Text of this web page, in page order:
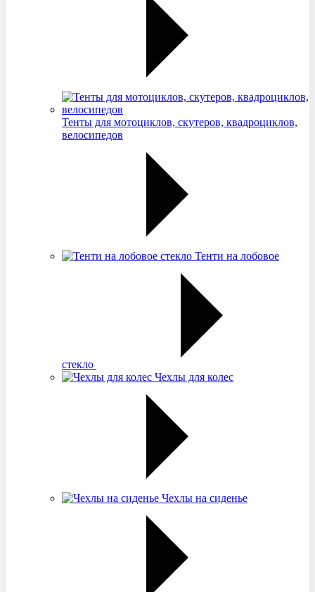
Тенты для мотоциклов, скутеров, квадроциклов,
велосипедов
Тенти на лобовое
стекло
Чехлы для колес
Чехлы на сиденье